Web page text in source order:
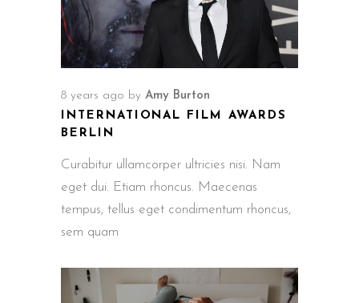
8 years ago by Amy Burton
INTERNATIONAL FILM AWARDS
BERLIN
Curabitur ullamcorper ultricies nisi. Nam
eget dui. Etiam rhoncus. Maecenas
tempus, tellus eget condimentum rhoncus,
sem quam